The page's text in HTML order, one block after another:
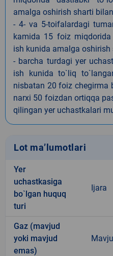
amalga oshirish sharti
- 4- va 5-toifalardagi
kamida 15 foiz
ish kunida amalga oshirish
- barcha turdagi yer
ish kunida to`liq
nisbatan 20 foiz chegirma
narxi 50 foizdan ortiqqa
qilingan yer uchastkalari
Lot ma’lumotlari
Yer
uchastkasiga
bo`lgan huquq
turi
Ijara
Gaz (mavjud
yoki mavjud
emas)